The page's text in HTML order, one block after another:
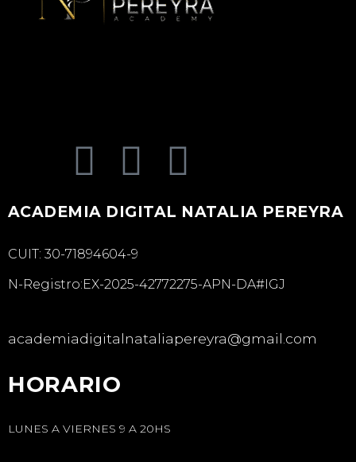
ACADEMIA DIGITAL NATALIA PEREYRA
CUIT: 30-71894604-9
N-Registro:EX-2025-42772275-APN-DA#IGJ
academiadigitalnataliapereyra@gmail.com
HORARIO
LUNES A VIERNES 9 A 20HS